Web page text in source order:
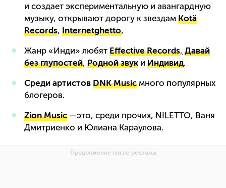
и создает экспериментальную и авангардную
музыку, открывают дорогу к звездам Kotä
Records, Internetghetto,
Жанр «Инди» любят Effective Records, Давай
без глупостей, Родной звук и Индивид.
Среди артистов DNK Music много популярных
блогеров.
Zion Music —это, среди прочих, NILETTO, Ваня
Дмитриенко и Юлиана Караулова.